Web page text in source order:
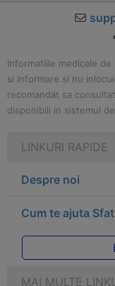
Informatiile medicale
si informare si nu
recomandat sa
disponibili in sistemul
LINKURI RAPIDE
Despre noi
Cum te ajuta
MAI MULTE